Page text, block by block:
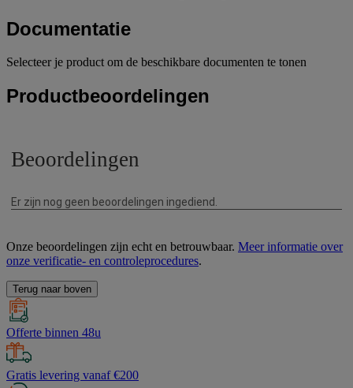
Documentatie
Selecteer je product om de beschikbare documenten te tonen
Productbeoordelingen
Onze beoordelingen zijn echt en betrouwbaar. Meer informatie over
onze verificatie- en controleprocedures.
Terug naar boven
Offerte binnen 48u
Gratis levering vanaf €200